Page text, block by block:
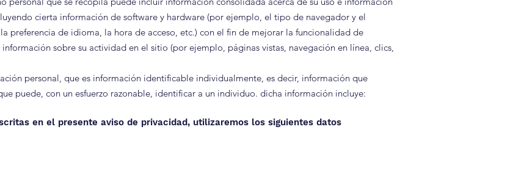
cierta información de software y hardware (por ejemplo, el tipo de navegador y el
preferencia de idioma, la hora de acceso, etc.) con el fin de mejorar la funcionalidad de
sobre su actividad en el sitio (por ejemplo, páginas vistas, navegación en línea, clics,
personal, que es información identificable individualmente, es decir, información que
puede, con un esfuerzo razonable, identificar a un individuo. dicha información incluye:
en el presente aviso de privacidad, utilizaremos los siguientes datos